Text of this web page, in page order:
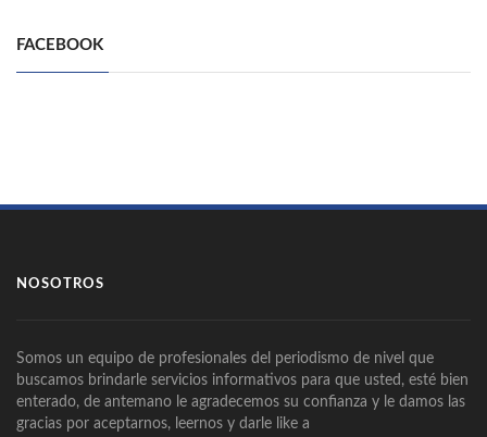
FACEBOOK
NOSOTROS
Somos un equipo de profesionales del periodismo de nivel que
buscamos brindarle servicios informativos para que usted, esté bien
enterado, de antemano le agradecemos su confianza y le damos las
gracias por aceptarnos, leernos y darle like a